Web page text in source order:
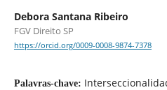
Debora Santana Ribeiro
FGV Direito SP
https://orcid.org/0009-0008-9874-7378
Palavras-chave: